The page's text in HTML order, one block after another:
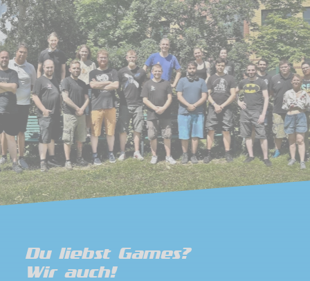
Du liebst Games?
Wir auch!